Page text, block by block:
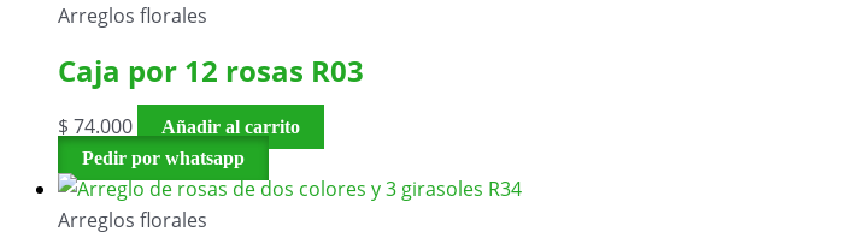
Arreglos florales
Caja por 12 rosas R03
$ 74.000
Añadir al carrito
Pedir por whatsapp
Arreglos florales